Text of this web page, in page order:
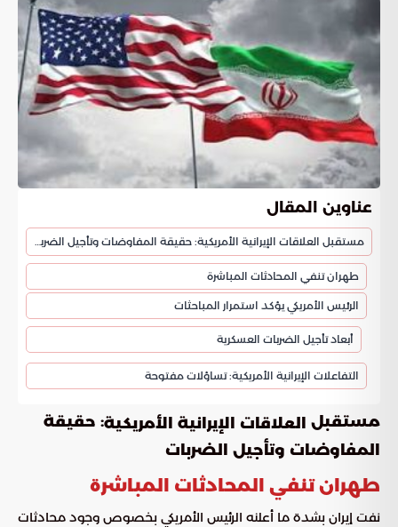
عناوين المقال
مستقبل العلاقات الإيرانية الأمريكية: حقيقة المفاوضات وتأجيل الضربات
طهران تنفي المحادثات المباشرة
الرئيس الأمريكي يؤكد استمرار المباحثات
أبعاد تأجيل الضربات العسكرية
التفاعلات الإيرانية الأمريكية: تساؤلات مفتوحة
مستقبل العلاقات الإيرانية الأمريكية: حقيقة
المفاوضات وتأجيل الضربات
طهران تنفي المحادثات المباشرة
نفت إيران بشدة ما أعلنه الرئيس الأمريكي بخصوص وجود محادثات